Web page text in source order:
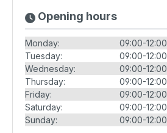
Opening hours
Monday: 09:00-12:00
Tuesday:
09:00-12:00
Wednesday:
09:00-12:00
Thursday:
09:00-12:00
Friday:
09:00-12:00
Saturday:
09:00-12:00
Sunday:
09:00-12:00